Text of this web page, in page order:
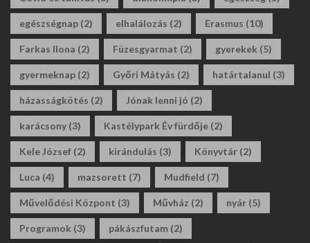
egészségnap (2) elhalálozás (2) Erasmus (10)
Farkas Ilona (2) Füzesgyarmat (2) gyerekek (5)
gyermeknap (2) Győri Mátyás (2) határtalanul (3)
házasságkötés (2) Jónak lenni jó (2)
karácsony (3) Kastélypark Év fürdője (2)
Kele József (2) kirándulás (3) Könyvtár (2)
Luca (4) mazsorett (7) Mudfield (7)
Művelődési Központ (3) Művház (2) nyár (5)
Programok (3) pákászfutam (2)